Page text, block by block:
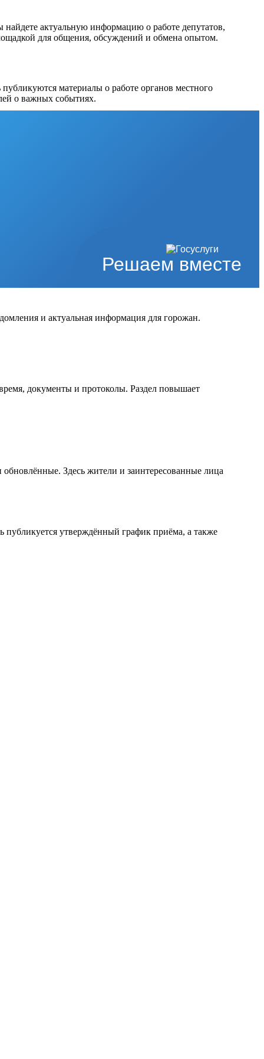
найдете актуальную информацию о работе депутатов,
для общения, обсуждений и обмена опытом.
материалы о работе органов местного
о важных событиях.
Решаем вместе
и актуальная информация для горожан.
документы и протоколы. Раздел повышает
Здесь жители и заинтересованные лица
публикуется утверждённый график приёма, а также